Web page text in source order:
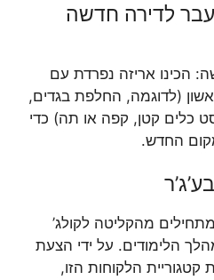
לדירה חדשה
הכינו אריזה נפרדת עם
(לדוגמה, החלפת בגדים,
כלים קטן, קפה או תה) כדי
החדש.
מהקליטה לקולג’
הלימודים. על ידי הצעת
הלקוחות הזו,